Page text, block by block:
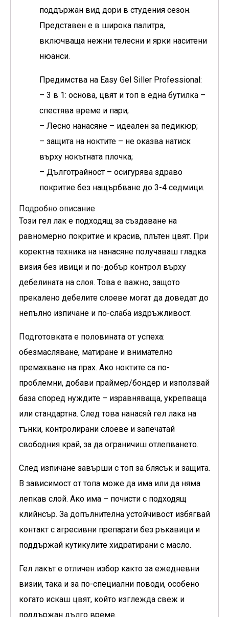
поддържан вид дори в студения сезон.
Представен е в широка палитра,
включваща нежни телесни и ярки наситени
нюанси.
Предимства на Easy Gel Siller Professional:
– 3 в 1: основа, цвят и топ в една бутилка –
спестява време и пари;
– Лесно нанасяне – идеален за педикюр;
– защита на ноктите – не оказва натиск
върху нокътната плочка;
– Дълготрайност – осигурява здраво
покритие без нащърбване до 3-4 седмици.
Подробно описание
Този гел лак е подходящ за създаване на
равномерно покритие и красив, плътен цвят. При
коректна техника на нанасяне получаваш гладка
визия без ивици и по-добър контрол върху
дебелината на слоя. Това е важно, защото
прекалено дебелите слоеве могат да доведат до
непълно изпичане и по-слаба издръжливост.
Подготовката е половината от успеха:
обезмасляване, матиране и внимателно
премахване на прах. Ако ноктите са по-
проблемни, добави праймер/бондер и използвай
база според нуждите – изравняваща, укрепваща
или стандартна. След това нанасяй гел лака на
тънки, контролирани слоеве и запечатай
свободния край, за да ограничиш отлепването.
След изпичане завърши с топ за блясък и защита.
В зависимост от топа може да има или да няма
лепкав слой. Ако има – почисти с подходящ
клийнсър. За допълнителна устойчивост избягвай
контакт с агресивни препарати без ръкавици и
поддържай кутикулите хидратирани с масло.
Гел лакът е отличен избор както за ежедневни
визии, така и за по-специални поводи, особено
когато искаш цвят, който изглежда свеж и
поддържан дълго време.